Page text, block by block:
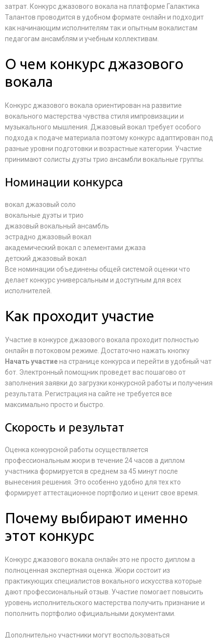
затрат. Конкурс джазового вокала на платформе Галактика
Талантов проводится в удобном формате онлайн и подходит
как начинающим исполнителям так и опытным вокалистам
педагогам ансамблям и учебным коллективам.
О чем конкурс джазового
вокала
Конкурс джазового вокала ориентирован на развитие
вокального мастерства чувства стиля импровизации и
музыкального мышления. Джазовый вокал требует особого
подхода к подаче материала поэтому конкурс адаптирован под
разные уровни подготовки и возрастные категории. Участие
принимают солисты дуэты трио ансамбли вокальные группы.
Номинации конкурса
вокал джазовый соло
вокальные дуэты и трио
джазовый вокальный ансамбль
эстрадно джазовый вокал
академический вокал с элементами джаза
детский джазовый вокал
Все номинации объединены общей системой оценки что
делает конкурс универсальным и доступным для всех
исполнителей.
Как проходит участие
Участие в конкурсе джазового вокала проходит полностью
онлайн в потоковом режиме. Достаточно нажать кнопку
Начать участиена странице конкурса и перейти в удобный чат
бот. Электронный помощник проведет вас пошагово от
заполнения заявки до загрузки конкурсной работы и получения
результата. Регистрация на сайте не требуется все
максимально просто и быстро.
Скорость и результат
Оценка конкурсной работы осуществляется
профессиональным жюри в течение 24 часов а диплом
участника формируется в среднем за 45 минут после
вынесения решения. Это особенно удобно для тех кто
формирует аттестационное портфолио и ценит свое время.
Почему выбирают именно
этот конкурс
Конкурс джазового вокала онлайн это не просто диплом а
полноценная экспертная оценка. Жюри состоит из
практикующих специалистов вокального искусства которые
дают профессиональный отзыв. Участие помогает повысить
уровень исполнительского мастерства получить признание и
пополнить портфолио официальными документами.
Дополнительно участники могут воспользоваться